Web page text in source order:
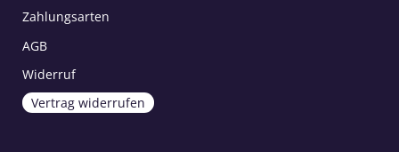
Zahlungsarten
AGB
Widerruf
Vertrag widerrufen